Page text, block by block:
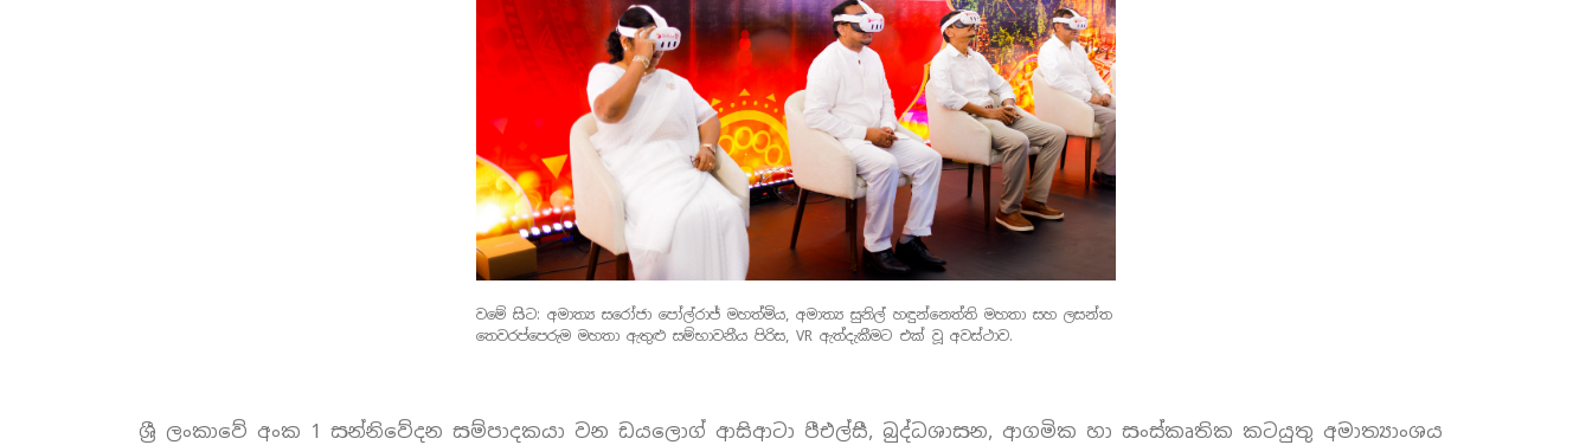
වමේ සිට: අමාත්‍ය සරෝජා පෝල්රාජ් මහත්මිය, අමාත්‍ය සුනිල් හඳුන්නෙත්ති මහතා සහ ලසන්ත
තෙවරප්පෙරුම මහතා ඇතුළු සම්භාවනීය පිරිස, VR ඇත්දැකීමට එක් වූ අවස්ථාව.
ශ්‍රී ලංකාවේ අංක 1 සන්නිවේදන සම්පාදකයා වන ඩයලොග් ආසිආටා පීඑල්සී, බුද්ධශාසන, ආගමික හා සංස්කෘතික කටයුතු අමාත්‍යාංශය